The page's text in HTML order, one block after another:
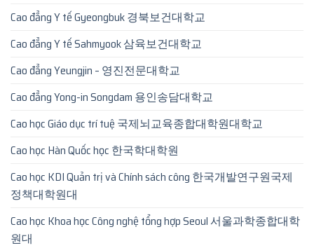
Cao đẳng Y tế Gyeongbuk 경북보건대학교
Cao đẳng Y tế Sahmyook 삼육보건대학교
Cao đẳng Yeungjin – 영진전문대학교
Cao đẳng Yong-in Songdam 용인송담대학교
Cao học Giáo dục trí tuệ 국제뇌교육종합대학원대학교
Cao học Hàn Quốc học 한국학대학원
Cao học KDI Quản trị và Chính sách công 한국개발연구원국제
정책대학원대
Cao học Khoa học Công nghệ tổng hợp Seoul 서울과학종합대학
원대